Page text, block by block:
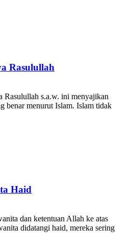
Rasulullah
s.a.w. ini menyajikan
benar menurut Islam. Islam tidak
Haid
dan ketentuan Allah ke atas
didatangi haid, mereka sering